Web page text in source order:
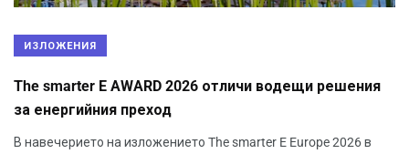
ИЗЛОЖЕНИЯ
The smarter E AWARD 2026 отличи водещи решения
за енергийния преход
В навечерието на изложението The smarter E Europe 2026 в